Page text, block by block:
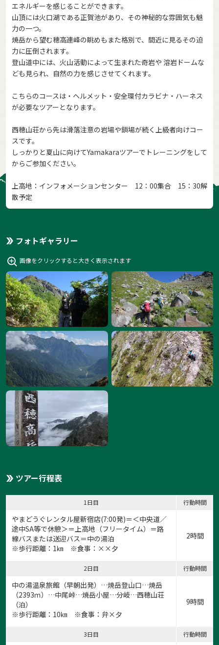
エネルギーを感じることができます。
山頂には火口湖である正賀池があり、その神秘的な雰囲気も魅
力の一つ。
焼岳から望む穂高連峰の眺めもまた格別で、間近に見るその迫
力に圧倒されます。
登山道中には、火山活動によって生まれた奇岩や 溶岩ドームな
ども見られ、自然の力を感じさせてくれます。
こちらのコースは・ヘルメット・安全環付カラビナ・ハーネス
が必要なツアーとなります。
西穂山荘から先は滑落注意の岩場や鎖場が続く上級者向けコー
スです。
しっかりと夏山に向けてYamakaraツアーでトレーニングをして
からご参加ください。
上高地：インフォメーションセンター 12：00集合 15：30解
散予定
フォトギャラリー
画像をクリックすると大きく表示されます
ツアー行程表
1日目 行動時間
やまどうぐレンタル屋新宿店(7:00発)＝＜中央道／
途中SA等で休憩＞＝上高地（フリータイム）＝路
線バスまたは送迎バス＝中の湯泊
※歩行距離：1㎞ ※食事：××夕
2時間
2日目 行動時間
中の湯温泉旅館（早朝出発）…焼岳登山口…焼岳
（2393ｍ）…中尾峠…焼岳小屋…分岐…西穂山荘
（泊）
※歩行距離：10㎞ ※食事：弁×夕
9時間
3日目 行動時間